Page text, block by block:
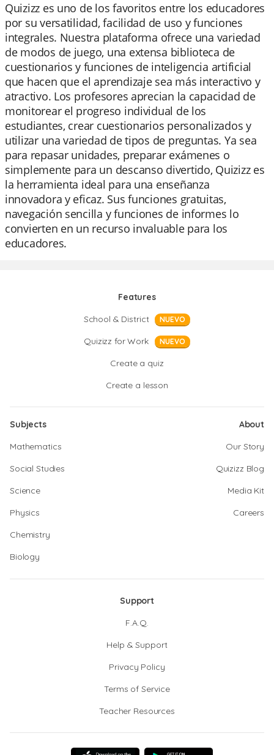
Quizizz es uno de los favoritos entre los educadores
por su versatilidad, facilidad de uso y funciones
integrales. Nuestra plataforma ofrece una variedad
de modos de juego, una extensa biblioteca de
cuestionarios y funciones de inteligencia artificial
que hacen que el aprendizaje sea más interactivo y
atractivo. Los profesores aprecian la capacidad de
monitorear el progreso individual de los
estudiantes, crear cuestionarios personalizados y
utilizar una variedad de tipos de preguntas. Ya sea
para repasar unidades, preparar exámenes o
simplemente para un descanso divertido, Quizizz es
la herramienta ideal para una enseñanza
innovadora y eficaz. Sus funciones gratuitas,
navegación sencilla y funciones de informes lo
convierten en un recurso invaluable para los
educadores.
Features
School & District
NUEVO
Quizizz for Work NUEVO
Create a quiz
Create a lesson
Subjects
Mathematics
Social Studies
Science
Physics
Chemistry
Biology
About
Our Story
Quizizz Blog
Media Kit
Careers
Support
F.A.Q.
Help & Support
Privacy Policy
Terms of Service
Teacher Resources